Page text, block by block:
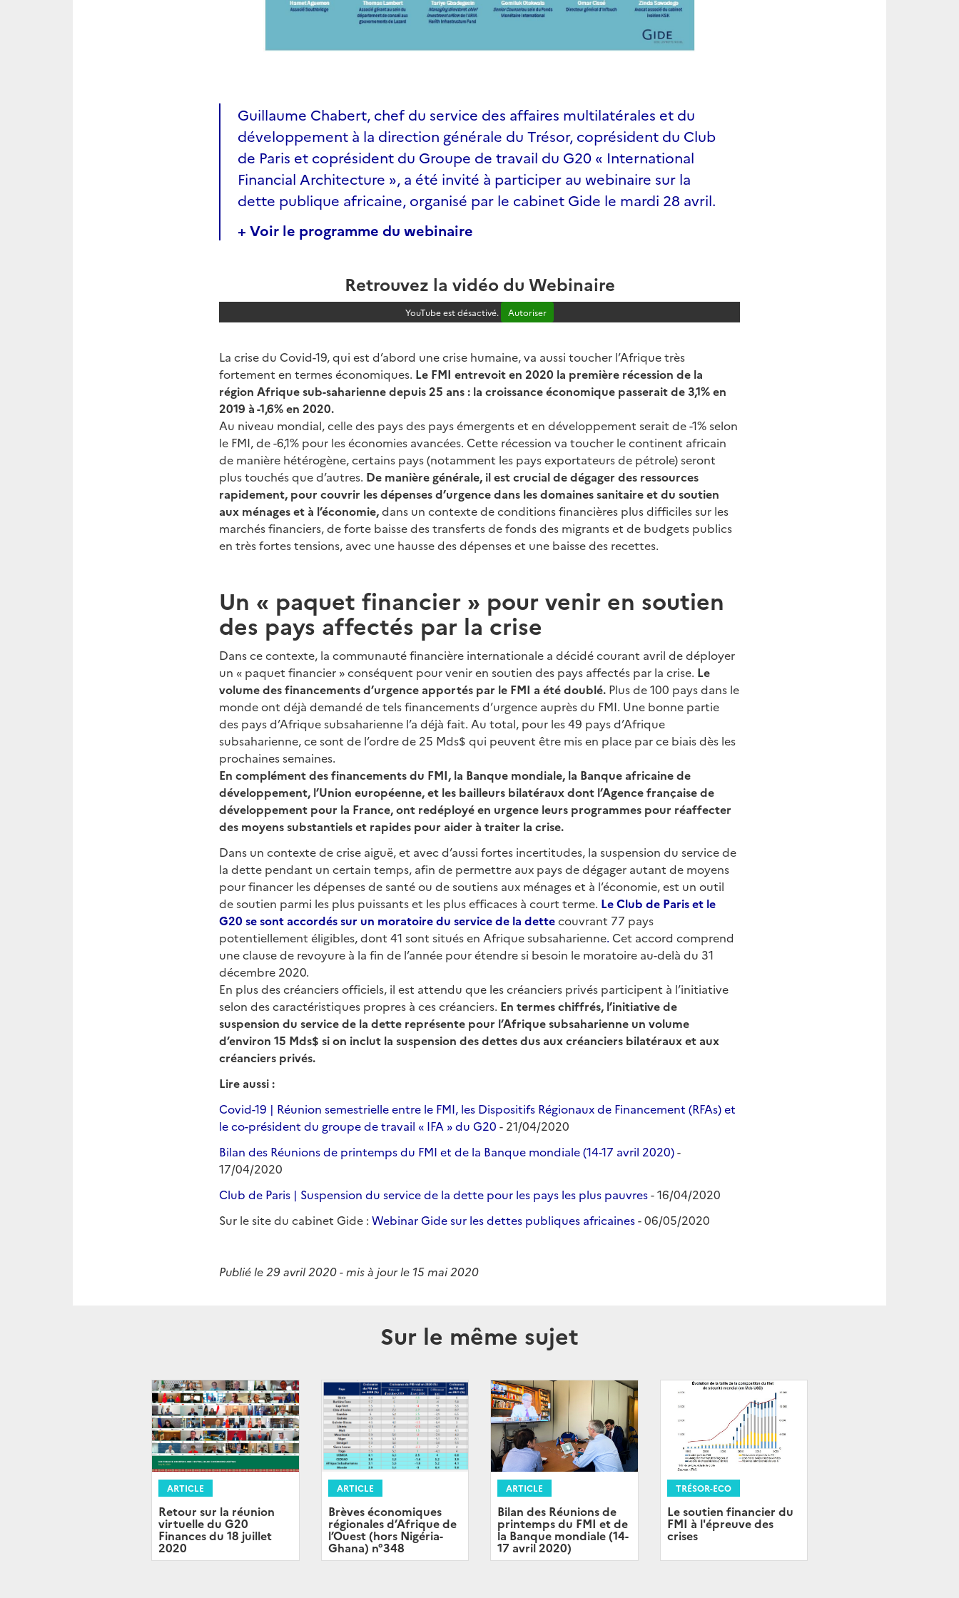
Guillaume Chabert, chef du service des affaires multilatérales et du
développement à la direction générale du Trésor, coprésident du Club
de Paris et coprésident du Groupe de travail du G20 « International
Financial Architecture », a été invité à participer au webinaire sur la
dette publique africaine, organisé par le cabinet Gide le mardi 28 avril.
+ Voir le programme du webinaire
Retrouvez la vidéo du Webinaire
YouTube est désactivé. Autoriser
La crise du Covid-19, qui est d’abord une crise humaine, va aussi toucher l’Afrique très
fortement en termes économiques. Le FMI entrevoit en 2020 la première récession de la
région Afrique sub-saharienne depuis 25 ans : la croissance économique passerait de 3,1% en
2019 à -1,6% en 2020.
Au niveau mondial, celle des pays des pays émergents et en développement serait de -1% selon
le FMI, de -6,1% pour les économies avancées. Cette récession va toucher le continent africain
de manière hétérogène, certains pays (notamment les pays exportateurs de pétrole) seront
plus touchés que d’autres. De manière générale, il est crucial de dégager des ressources
rapidement, pour couvrir les dépenses d’urgence dans les domaines sanitaire et du soutien
aux ménages et à l’économie,dans un contexte de conditions financières plus difficiles sur les
marchés financiers, de forte baisse des transferts de fonds des migrants et de budgets publics
en très fortes tensions, avec une hausse des dépenses et une baisse des recettes.
Un « paquet financier » pour venir en soutien
des pays affectés par la crise
Dans ce contexte, la communauté financière internationale a décidé courant avril de déployer
un « paquet financier » conséquent pour venir en soutien des pays affectés par la crise. Le
volume des financements d’urgence apportés par le FMI a été doublé. Plus de 100 pays dans le
monde ont déjà demandé de tels financements d’urgence auprès du FMI. Une bonne partie
des pays d’Afrique subsaharienne l’a déjà fait. Au total, pour les 49 pays d’Afrique
subsaharienne, ce sont de l’ordre de 25 Mds$ qui peuvent être mis en place par ce biais dès les
prochaines semaines.
En complément des financements du FMI, la Banque mondiale, la Banque africaine de
développement, l’Union européenne, et les bailleurs bilatéraux dont l’Agence française de
développement pour la France, ont redéployé en urgence leurs programmes pour réaffecter
des moyens substantiels et rapides pour aider à traiter la crise.
Dans un contexte de crise aiguë, et avec d’aussi fortes incertitudes, la suspension du service de
la dette pendant un certain temps, afin de permettre aux pays de dégager autant de moyens
pour financer les dépenses de santé ou de soutiens aux ménages et à l’économie, est un outil
de soutien parmi les plus puissants et les plus efficaces à court terme. Le Club de Paris et le
G20 se sont accordés sur un moratoire du service de la dettecouvrant 77 pays
potentiellement éligibles, dont 41 sont situés en Afrique subsaharienne. Cet accord comprend
une clause de revoyure à la fin de l’année pour étendre si besoin le moratoire au-delà du 31
décembre 2020.
En plus des créanciers officiels, il est attendu que les créanciers privés participent à l’initiative
selon des caractéristiques propres à ces créanciers. En termes chiffrés, l’initiative de
suspension du service de la dette représente pour l’Afrique subsaharienne un volume
d’environ 15 Mds$ si on inclut la suspension des dettes dus aux créanciers bilatéraux et aux
créanciers privés.
Lire aussi :
Covid-19 | Réunion semestrielle entre le FMI, les Dispositifs Régionaux de Financement (RFAs) et
le co-président du groupe de travail « IFA » du G20 - 21/04/2020
Bilan des Réunions de printemps du FMI et de la Banque mondiale (14-17 avril 2020)-
17/04/2020
Club de Paris | Suspension du service de la dette pour les pays les plus pauvres- 16/04/2020
Sur le site du cabinet Gide : Webinar Gide sur les dettes publiques africaines- 06/05/2020
Publié le 29 avril 2020 - mis à jour le 15 mai 2020
Sur le même sujet
ARTICLE
Retour sur la réunion
virtuelle du G20
Finances du 18 juillet
2020
ARTICLE
Brèves économiques
régionales d’Afrique de
l’Ouest (hors Nigéria-
Ghana) n°348
ARTICLE
Bilan des Réunions de
printemps du FMI et de
la Banque mondiale (14-
17 avril 2020)
TRÉSOR-ECO
Le soutien financier du
FMI à l'épreuve des
crises